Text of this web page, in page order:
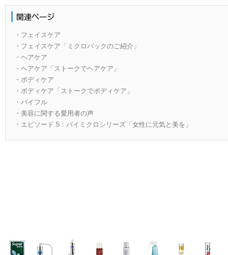
・フェイスケア
・フェイスケア「ミクロパックのご紹介」
・ヘアケア
・ヘアケア「ストークでヘアケア」
・ボディケア
・ボディケア「ストークでボディケア」
・パイフル
・美容に関する愛用者の声
・エピソード.5：パイミクロシリーズ「女性に元気と美を」